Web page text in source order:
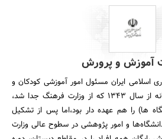
آموزش و پرورش
اسلامی ایران مسئول امور آموزشی کودکان و
نوجوانان است. این وزارت خانه از سال 1343 که از وزارت فرهنگ جدا شد،
ها) را هم عهده دار بود،اما پس از تشکیل
دانشگاه‌ها و امور پژوهشی در سطوح عالی وزارت